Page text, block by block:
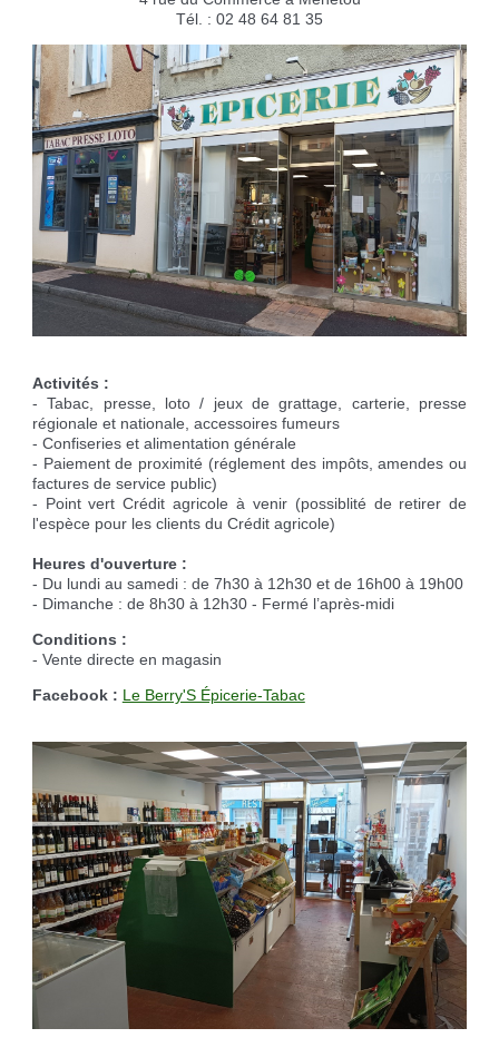
Déchèteries
Marches vertes
Recycleries
Lutter contre l'ambroisie
Cartes d'identité, passeport
Carte d'électeur
Livret de famille
Recensement militaire
Réservation de salles
Cimetière
Nos grands événements
Des projets
Aire pour camping-cars
Campings à proximité
Borne de recharge voiture électrique
Tél. : 02 48 64 81 35
Activités :
- Tabac, presse, loto / jeux de grattage, carterie, presse
régionale et nationale, accessoires fumeurs
- Confiseries et alimentation générale
- Paiement de proximité (réglement des impôts, amendes ou
factures de service public)
- Point vert Crédit agricole à venir (possiblité de retirer de
l'espèce pour les clients du Crédit agricole)
Heures d'ouverture :
- Du lundi au samedi : de 7h30 à 12h30 et de 16h00 à 19h00
- Dimanche : de 8h30 à 12h30 - Fermé l’après-midi
Conditions :
- Vente directe en magasin
Facebook : Le Berry'S Épicerie-Tabac